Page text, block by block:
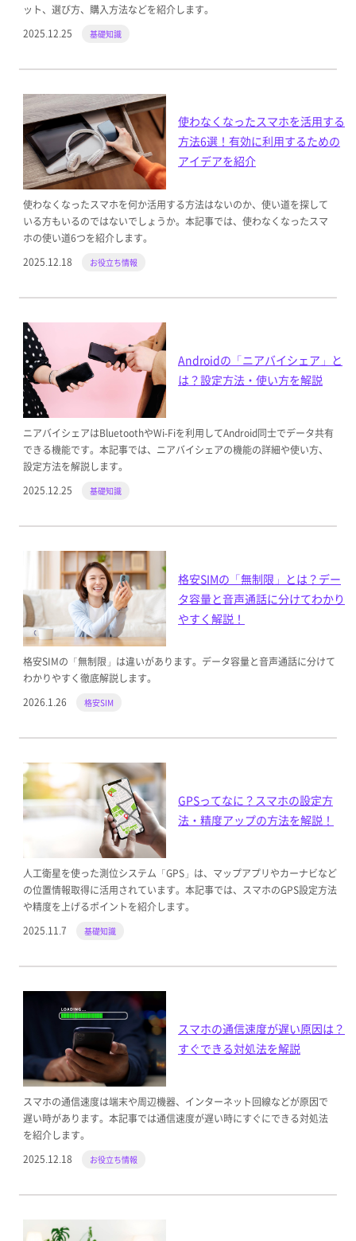
ット、選び方、購入方法などを紹介します。
2025.12.25
基礎知識
使わなくなったスマホを活用する
方法6選！有効に利用するための
アイデアを紹介
使わなくなったスマホを何か活用する方法はないのか、使い道を探して
いる方もいるのではないでしょうか。本記事では、使わなくなったスマ
ホの使い道6つを紹介します。
2025.12.18
お役立ち情報
Androidの「ニアバイシェア」と
は？設定方法・使い方を解説
ニアバイシェアはBluetoothやWi-Fiを利用してAndroid同士でデータ共有
できる機能です。本記事では、ニアバイシェアの機能の詳細や使い方、
設定方法を解説します。
2025.12.25
基礎知識
格安SIMの「無制限」とは？デー
タ容量と音声通話に分けてわかり
やすく解説！
格安SIMの「無制限」は違いがあります。データ容量と音声通話に分けて
わかりやすく徹底解説します。
2026.1.26
格安SIM
GPSってなに？スマホの設定方
法・精度アップの方法を解説！
人工衛星を使った測位システム「GPS」は、マップアプリやカーナビなど
の位置情報取得に活用されています。本記事では、スマホのGPS設定方法
や精度を上げるポイントを紹介します。
2025.11.7
基礎知識
スマホの通信速度が遅い原因は？
すぐできる対処法を解説
スマホの通信速度は端末や周辺機器、インターネット回線などが原因で
遅い時があります。本記事では通信速度が遅い時にすぐにできる対処法
を紹介します。
2025.12.18
お役立ち情報